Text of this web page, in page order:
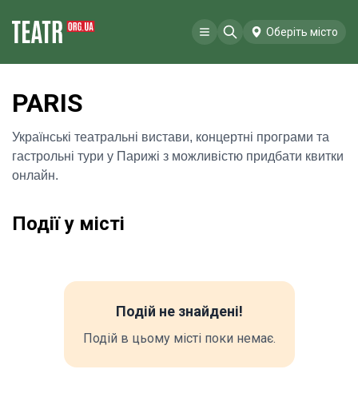
Оберіть місто
PARIS
Українські театральні вистави, концертні програми та
гастрольні тури у Парижі з можливістю придбати квитки
онлайн.
Події у місті
Подій не знайдені!
Подій в цьому місті поки немає.